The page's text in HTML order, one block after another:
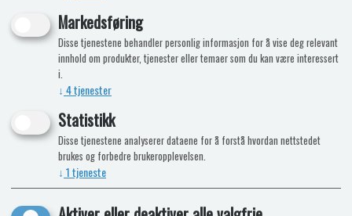
AQUA SOFT TOALETTPAPIR
6 RULLER
Mega Value Pack
DOSERINGER
Markedsføring
Disse tjenestene behandler personlig informasjon for å vise deg relevant
innhold om produkter, tjenester eller temaer som du kan være interessert
i.
↓ 4tjenester
Statistikk
Disse tjenestene analyserer dataene for å forstå hvordan nettstedet
brukes og forbedre brukeropplevelsen.
↓ 1tjeneste